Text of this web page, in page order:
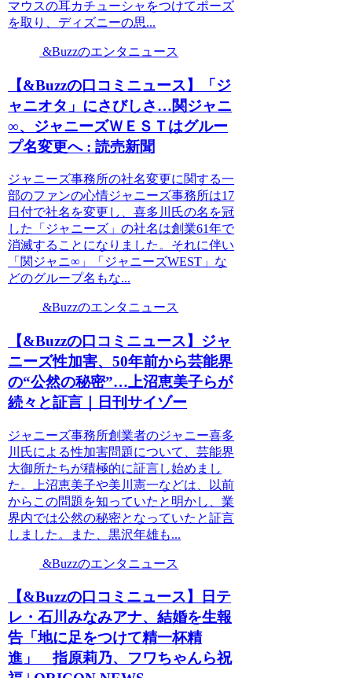
マウスの耳カチューシャをつけてポーズ
を取り、ディズニーの思...
&Buzzのエンタニュース
【&Buzzの口コミニュース】「ジ
ャニオタ」にさびしさ…関ジャニ
∞、ジャニーズＷＥＳＴはグルー
プ名変更へ : 読売新聞
ジャニーズ事務所の社名変更に関する一
部のファンの心情ジャニーズ事務所は17
日付で社名を変更し、喜多川氏の名を冠
した「ジャニーズ」の社名は創業61年で
消滅することになりました。それに伴い
「関ジャニ∞」「ジャニーズWEST」な
どのグループ名もな...
&Buzzのエンタニュース
【&Buzzの口コミニュース】ジャ
ニーズ性加害、50年前から芸能界
の“公然の秘密”…上沼恵美子らが
続々と証言｜日刊サイゾー
ジャニーズ事務所創業者のジャニー喜多
川氏による性加害問題について、芸能界
大御所たちが積極的に証言し始めまし
た。上沼恵美子や美川憲一などは、以前
からこの問題を知っていたと明かし、業
界内では公然の秘密となっていたと証言
しました。また、黒沢年雄も...
&Buzzのエンタニュース
【&Buzzの口コミニュース】日テ
レ・石川みなみアナ、結婚を生報
告「地に足をつけて精一杯精
進」 指原莉乃、フワちゃんら祝